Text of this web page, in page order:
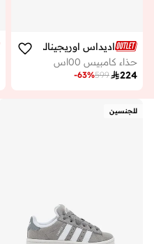
اديداس اوريجينالز
حذاء كامبيس 00اس
224
599
-63%
للجنسين